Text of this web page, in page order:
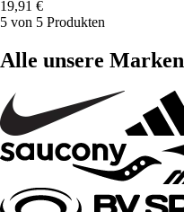
19,91 €
5 von 5 Produkten
Alle unsere Marken